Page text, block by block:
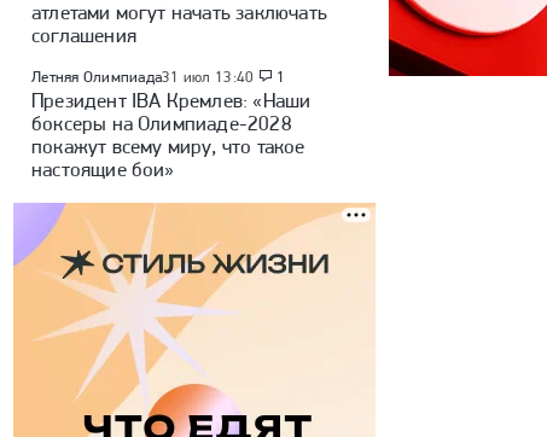
атлетами могут начать заключать
соглашения
Летняя Олимпиада31 июл 13:40 1
Президент IBA Кремлев: «Наши
боксеры на Олимпиаде-2028
покажут всему миру, что такое
настоящие бои»